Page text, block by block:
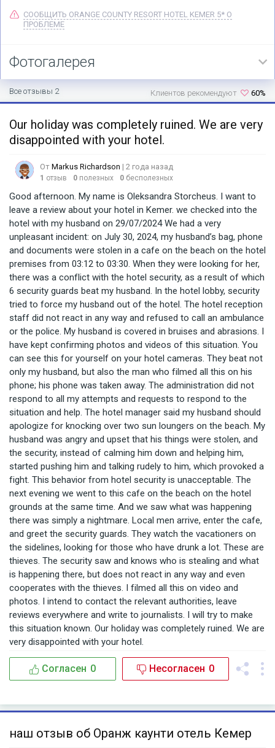
СООБЩИТЬ ORANGE COUNTY RESORT HOTEL KEMER 5* О
ПРОБЛЕМЕ
Фотогалерея
Все отзывы 2 60%
Клиентов рекомендуют
Our holiday was completely ruined. We are very
disappointed with your hotel.
От Markus Richardson | 2 года назад
1 отзыв 0 полезных 0 бесполезных
Good afternoon. My name is Oleksandra Storcheus. I want to
leave a review about your hotel in Kemer. we checked into the
hotel with my husband on 29/07/2024 We had a very
unpleasant incident: on July 30, 2024, my husband’s bag, phone
and documents were stolen in a cafe on the beach on the hotel
premises from 03:12 to 03:30. When they were looking for her,
there was a conflict with the hotel security, as a result of which
6 security guards beat my husband. In the hotel lobby, security
tried to force my husband out of the hotel. The hotel reception
staff did not react in any way and refused to call an ambulance
or the police. My husband is covered in bruises and abrasions. I
have kept confirming photos and videos of this situation. You
can see this for yourself on your hotel cameras. They beat not
only my husband, but also the man who filmed all this on his
phone; his phone was taken away. The administration did not
respond to all my attempts and requests to respond to the
situation and help. The hotel manager said my husband should
apologize for knocking over two sun loungers on the beach. My
husband was angry and upset that his things were stolen, and
the security, instead of calming him down and helping him,
started pushing him and talking rudely to him, which provoked a
fight. This behavior from hotel security is unacceptable. The
next evening we went to this cafe on the beach on the hotel
grounds at the same time. And we saw what was happening
there was simply a nightmare. Local men arrive, enter the cafe,
and greet the security guards. They watch the vacationers on
the sidelines, looking for those who have drunk a lot. These are
thieves. The security saw and knows who is stealing and what
is happening there, but does not react in any way and even
cooperates with the thieves. I filmed all this on video and
photos. I intend to contact the relevant authorities, leave
reviews everywhere and write to journalists. I will try to make
this situation known. Our holiday was completely ruined. We are
very disappointed with your hotel.
Согласен 0 Несогласен 0
наш отзыв об Оранж каунти отель Кемер